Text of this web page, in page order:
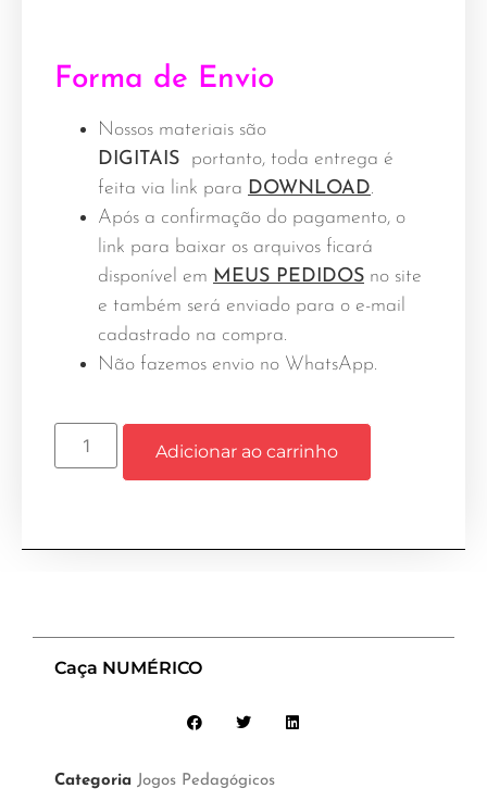
Forma de Envio
Nossos materiais são
DIGITAIS
portanto, toda entrega é
feita via link para DOWNLOAD.
Após a confirmação do pagamento, o
link para baixar os arquivos ficará
disponível em MEUS PEDIDOS no site
e também será enviado para o e-mail
cadastrado na compra.
Não fazemos envio no WhatsApp.
Adicionar ao carrinho
Caça NUMÉRICO
Categoria Jogos Pedagógicos